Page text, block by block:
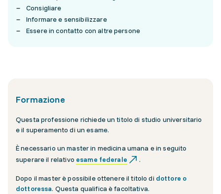
Consigliare
Informare e sensibilizzare
Essere in contatto con altre persone
Formazione
Questa professione richiede un titolo di studio universitario
e il superamento di un esame.
È necessario un master in medicina umana e in seguito
superare il relativo esame federale .
Dopo il master è possibile ottenere il titolo di dottore o
dottoressa. Questa qualifica è facoltativa.